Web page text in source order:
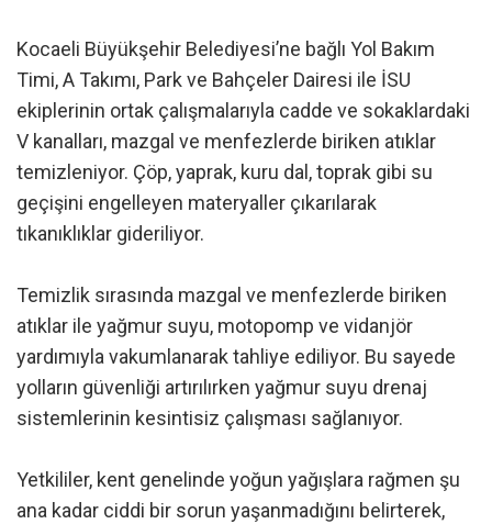
Kocaeli Büyükşehir Belediyesi’ne bağlı Yol Bakım
Timi, A Takımı, Park ve Bahçeler Dairesi ile İSU
ekiplerinin ortak çalışmalarıyla cadde ve sokaklardaki
V kanalları, mazgal ve menfezlerde biriken atıklar
temizleniyor. Çöp, yaprak, kuru dal, toprak gibi su
geçişini engelleyen materyaller çıkarılarak
tıkanıklıklar gideriliyor.
Temizlik sırasında mazgal ve menfezlerde biriken
atıklar ile yağmur suyu, motopomp ve vidanjör
yardımıyla vakumlanarak tahliye ediliyor. Bu sayede
yolların güvenliği artırılırken yağmur suyu drenaj
sistemlerinin kesintisiz çalışması sağlanıyor.
Yetkililer, kent genelinde yoğun yağışlara rağmen şu
ana kadar ciddi bir sorun yaşanmadığını belirterek,